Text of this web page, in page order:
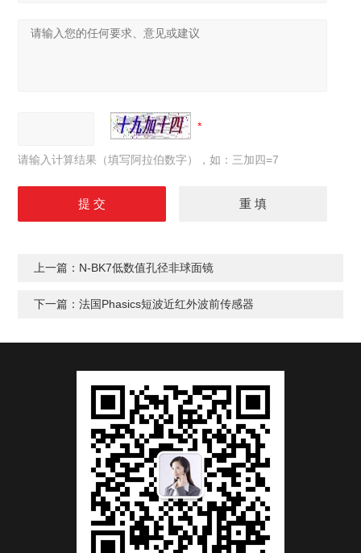
请输入计算结果（填写阿拉伯数字），如：三加四=7
上一篇： N-BK7低数值孔径非球面镜
下一篇：法国Phasics短波近红外波前传感器